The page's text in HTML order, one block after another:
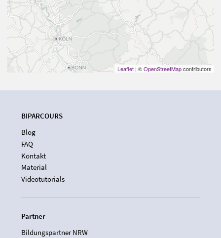
Leaflet | ©OpenStreetMapcontributors
BIPARCOURS
Blog
FAQ
Kontakt
Material
Videotutorials
Partner
Bildungspartner NRW